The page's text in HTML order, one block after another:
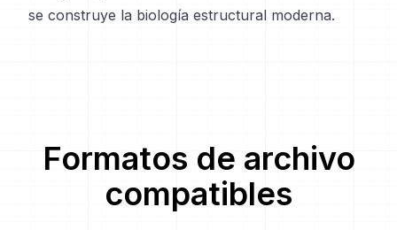
se construye la biología estructural moderna.
Formatos de archivo
compatibles